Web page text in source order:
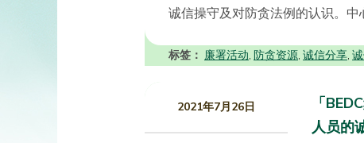
诚信操守及对防贪法例的认识。
标签： 廉署活动, 防贪资源, 诚信分享,
2021年7月26日
「
人员的